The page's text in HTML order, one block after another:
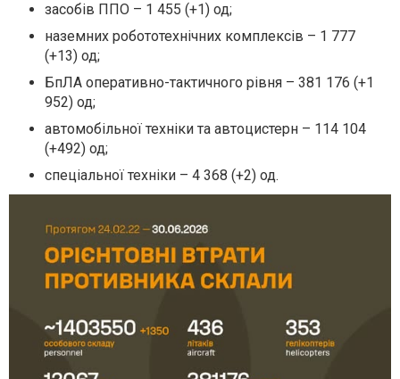
засобів ППО – 1 455 (+1) од;
наземних робототехнічних комплексів – 1 777
(+13) од;
БпЛА оперативно-тактичного рівня – 381 176 (+1
952) од;
автомобільної техніки та автоцистерн – 114 104
(+492) од;
спеціальної техніки – 4 368 (+2) од.